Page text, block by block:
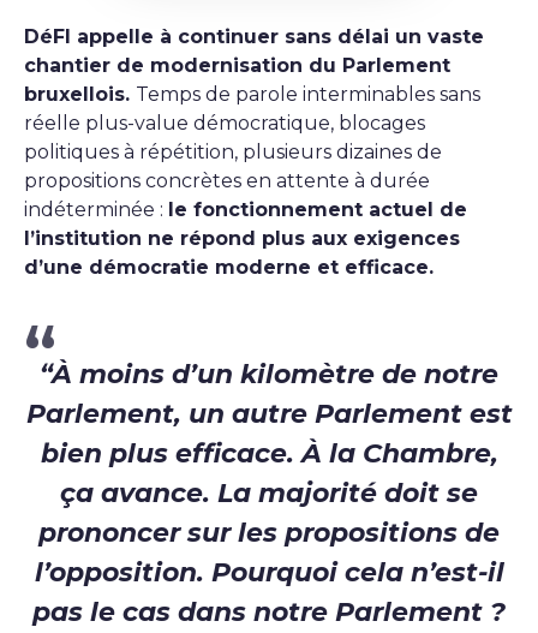
DéFI appelle à continuer sans délai un vaste
chantier de modernisation du Parlement
bruxellois. Temps de parole interminables sans
réelle plus-value démocratique, blocages
politiques à répétition, plusieurs dizaines de
propositions concrètes en attente à durée
indéterminée : le fonctionnement actuel de
l’institution ne répond plus aux exigences
d’une démocratie moderne et efficace.
“À moins d’un kilomètre de notre
Parlement, un autre Parlement est
bien plus efficace. À la Chambre,
ça avance. La majorité doit se
prononcer sur les propositions de
l’opposition. Pourquoi cela n’est-il
pas le cas dans notre Parlement ?